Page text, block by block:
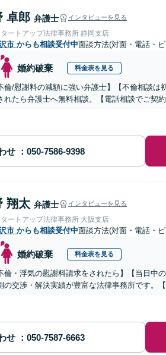
卓郎 弁護士 インタビューを見る
ートアップ法律事務所 静岡支店
市 からも相談受付中面談方法(対面・電話・
婚約破棄 料金表を見る
倫/慰謝料の減額に強い弁護士】【不倫相談
れたら弁護士へ無料相談。【電話相談でご契
せ
翔太 弁護士 インタビューを見る
ートアップ法律事務所 大阪支店
市 からも相談受付中面談方法(対面・電話・
婚約破棄 料金表を見る
倫・浮気の慰謝料請求をされたら】【当日中
の交渉・解決実績が豊富な法律事務所です。
せ